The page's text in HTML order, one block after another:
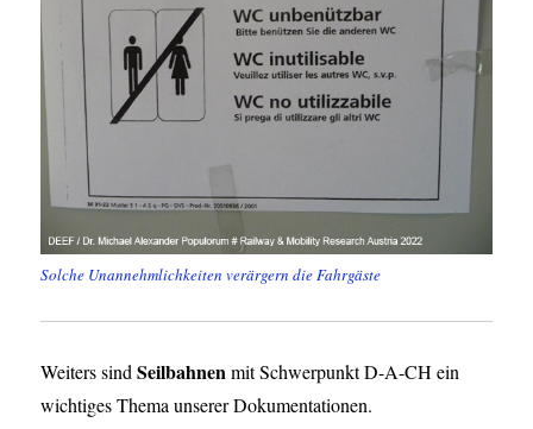
Solche Unannehmlichkeiten verärgern die Fahrgäste
Weiters sindSeilbahnen mit Schwerpunkt D-A-CH ein
wichtiges Thema unserer Dokumentationen.